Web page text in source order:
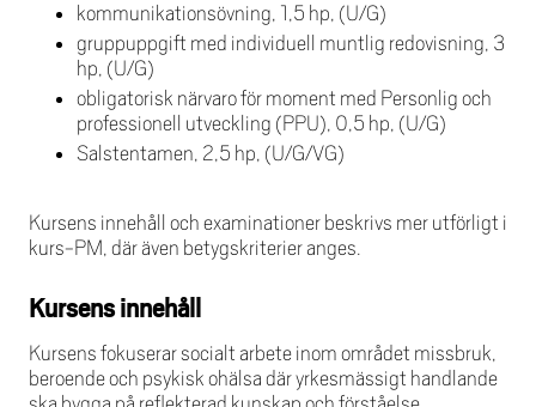
kommunikationsövning, 1,5 hp, (U/G)
gruppuppgift med individuell muntlig redovisning, 3
hp, (U/G)
obligatorisk närvaro för moment med Personlig och
professionell utveckling (PPU), 0,5 hp, (U/G)
Salstentamen, 2,5 hp, (U/G/VG)
Kursens innehåll och examinationer beskrivs mer utförligt i
kurs-PM, där även betygskriterier anges.
Kursens innehåll
Kursens fokuserar socialt arbete inom området missbruk,
beroende och psykisk ohälsa där yrkesmässigt handlande